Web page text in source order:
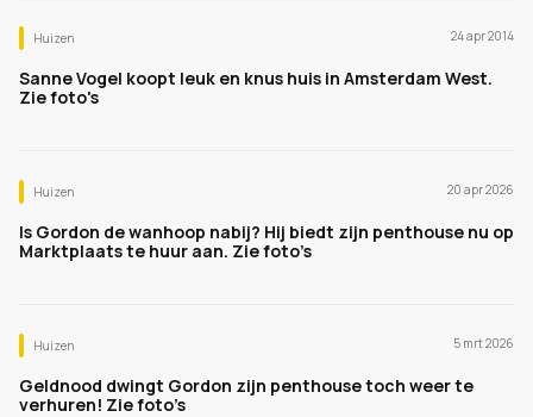
Huizen 24 apr 2014
Sanne Vogel koopt leuk en knus huis in Amsterdam West.
Zie foto's
Huizen 20 apr 2026
Is Gordon de wanhoop nabij? Hij biedt zijn penthouse nu op
Marktplaats te huur aan. Zie foto’s
Huizen 5 mrt 2026
Geldnood dwingt Gordon zijn penthouse toch weer te
verhuren! Zie foto’s